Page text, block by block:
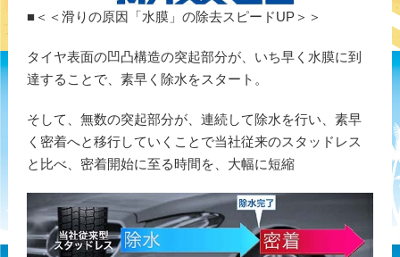
■＜＜滑りの原因「水膜」の除去スピードUP＞＞
タイヤ表面の凹凸構造の突起部分が、いち早く水膜に到
達することで、素早く除水をスタート。
そして、無数の突起部分が、連続して除水を行い、素早
く密着へと移行していくことで当社従来のスタッドレス
と比べ、密着開始に至る時間を、大幅に短縮